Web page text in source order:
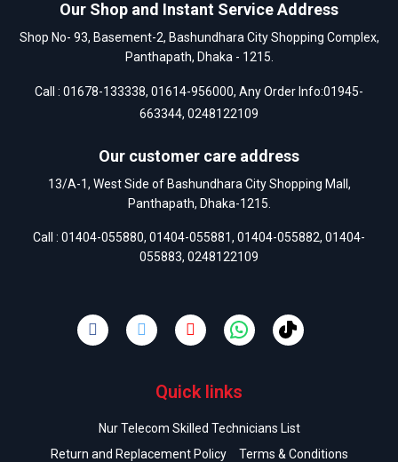
Our Shop and Instant Service Address
Shop No- 93, Basement-2, Bashundhara City Shopping Complex,
Panthapath, Dhaka - 1215.
Call : 01678-133338, 01614-956000, Any Order Info:01945-
663344, 0248122109
Our customer care address
13/A-1, West Side of Bashundhara City Shopping Mall,
Panthapath, Dhaka-1215.
Call : 01404-055880, 01404-055881, 01404-055882, 01404-
055883, 0248122109
Quick links
Nur Telecom Skilled Technicians List
Return and Replacement Policy
Terms & Conditions